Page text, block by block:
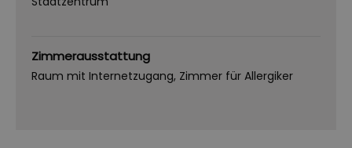
Zimmerausstattung
Raum mit Internetzugang Zimmer für Allergiker